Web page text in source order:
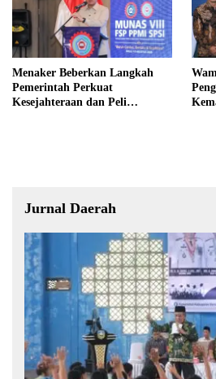
Menaker Beberkan Langkah
Pemerintah Perkuat
Kesejahteraan dan Peli
Jurnal Daerah